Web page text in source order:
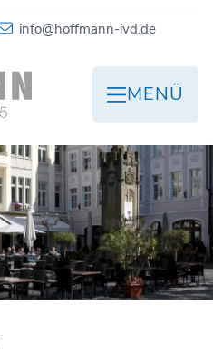
info@hoffmann-ivd.de
MENÜ